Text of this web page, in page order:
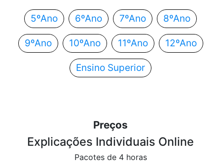
5ºAno 6ºAno 7ºAno 8ºAno
9ºAno 10ºAno 11ºAno 12ºAno
Ensino Superior
Preços
Explicações Individuais Online
Pacotes de 4 horas